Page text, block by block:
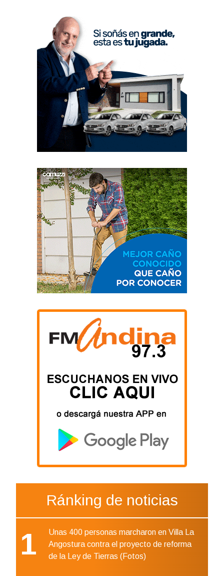
Ránking de noticias
1
Unas 400 personas marcharon en Villa La
Angostura contra el proyecto de reforma
de la Ley de Tierras (Fotos)